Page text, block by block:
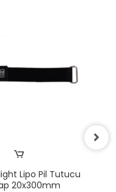
Lipo Pil Tutucu
20x300mm